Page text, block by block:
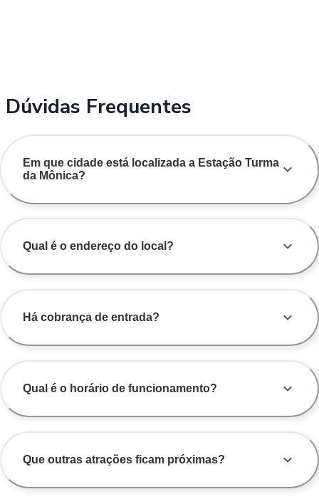
Dúvidas Frequentes
Em que cidade está localizada a Estação Turma
da Mônica?
Qual é o endereço do local?
Há cobrança de entrada?
Qual é o horário de funcionamento?
Que outras atrações ficam próximas?